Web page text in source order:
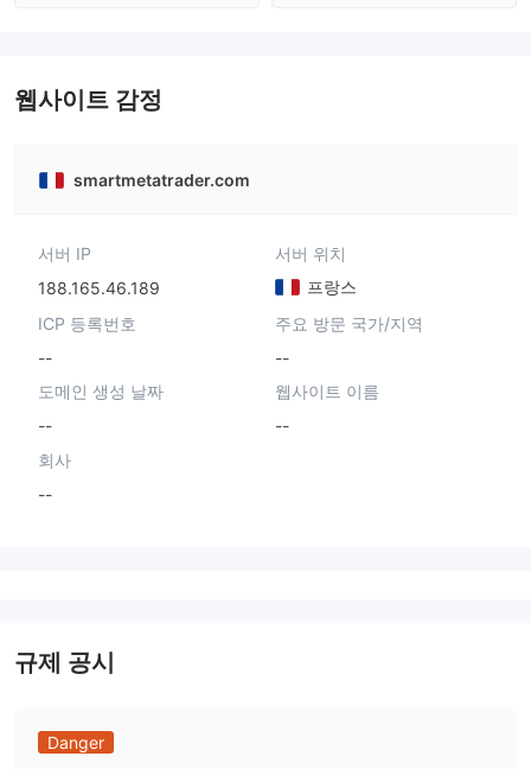
웹사이트 감정
smartmetatrader.com
서버 IP
188.165.46.189
서버 위치
프랑스
ICP 등록번호
--
주요 방문 국가/지역
--
도메인 생성 날짜
--
웹사이트 이름
--
회사
--
규제 공시
Danger